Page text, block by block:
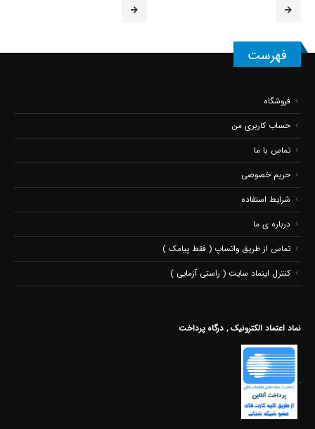
فهرست
فروشگاه
حساب کاربری من
تماس با ما
حریم خصوصی
شرایط استفاده
درباره ی ما
تماس از طریق واتساپ ( فقط پیامک )
کنترل اینماد سایت ( راستی آزمایی )
نماد اعتماد الکترونیک , درگاه پرداخت